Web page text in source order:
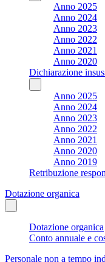
Anno 2025
Anno 2024
Anno 2023
Anno 2022
Anno 2021
Anno 2020
Dichiarazione
Anno 2025
Anno 2024
Anno 2023
Anno 2022
Anno 2021
Anno 2020
Anno 2019
Retribuzione
Dotazione organica
Dotazione organica
Conto annuale e
Personale non a tempo